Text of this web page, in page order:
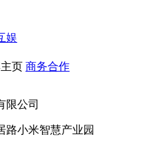
娱
页 商务合作
限公司
路小米智慧产业园